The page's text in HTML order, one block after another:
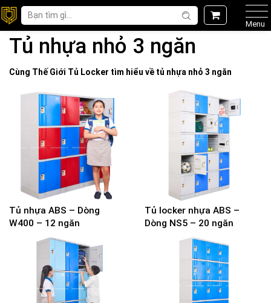
Menu
Tủ nhựa nhỏ 3 ngăn
Cùng Thế Giới Tủ Locker tìm hiểu về tủ nhựa nhỏ 3 ngăn
Tủ nhựa ABS – Dòng
W400 – 12 ngăn
Tủ locker nhựa ABS –
Dòng NS5 – 20 ngăn